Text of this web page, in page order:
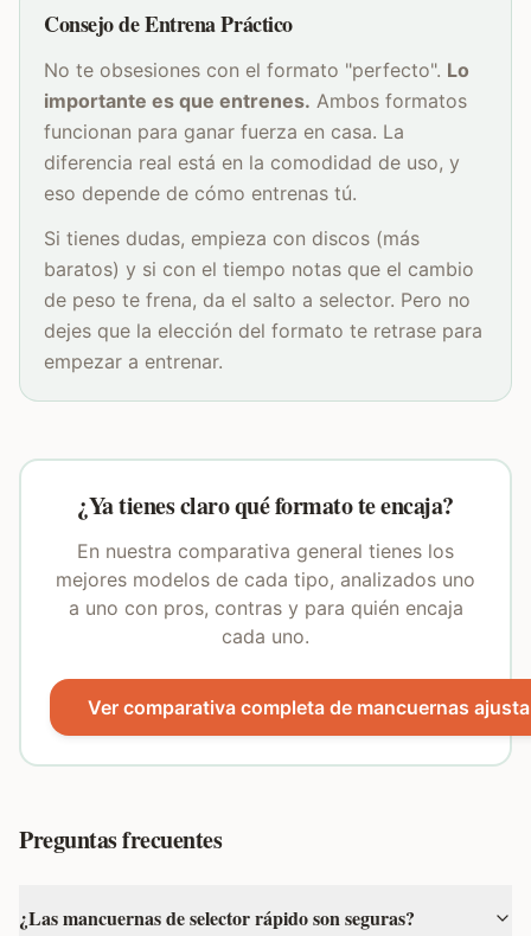
Consejo de Entrena Práctico
No te obsesiones con el formato "perfecto". Lo
importante es que entrenes. Ambos formatos
funcionan para ganar fuerza en casa. La
diferencia real está en la comodidad de uso, y
eso depende de cómo entrenas tú.
Si tienes dudas, empieza con discos (más
baratos) y si con el tiempo notas que el cambio
de peso te frena, da el salto a selector. Pero no
dejes que la elección del formato te retrase para
empezar a entrenar.
¿Ya tienes claro qué formato te encaja?
En nuestra comparativa general tienes los
mejores modelos de cada tipo, analizados uno
a uno con pros, contras y para quién encaja
cada uno.
Ver comparativa completa de mancuernas
Preguntas frecuentes
¿Las mancuernas de selector rápido son seguras?